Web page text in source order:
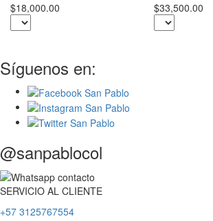
$18,000.00
$33,500.00
Síguenos en:
@sanpablocol
SERVICIO AL CLIENTE
+57 3125767554